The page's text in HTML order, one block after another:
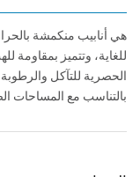
للغاية، وتتميز بمقاومة
الحصرية للتآكل
بالتناسب مع المساحات